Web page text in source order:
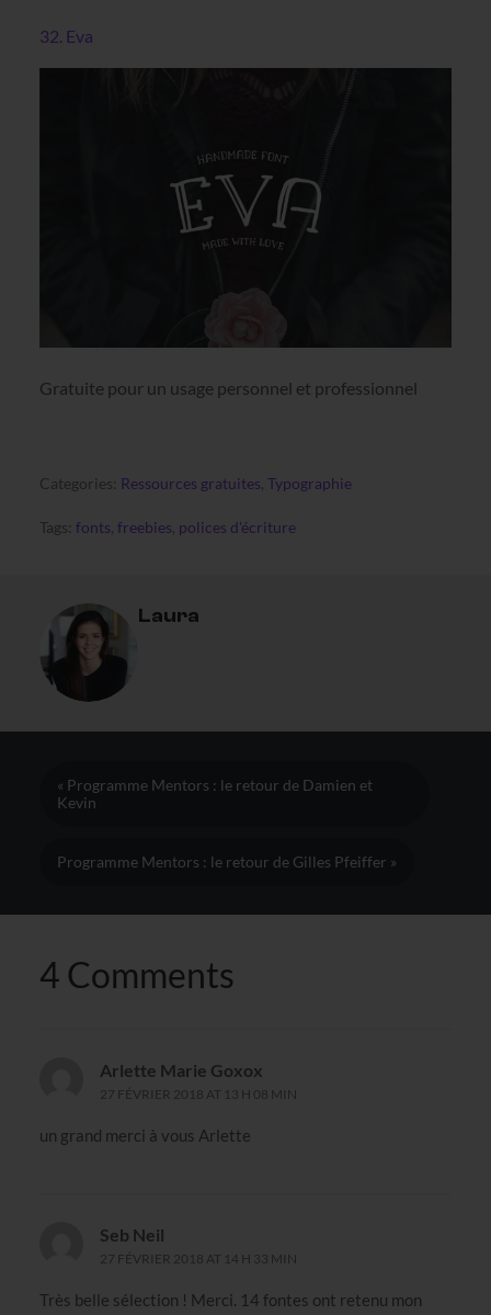
32. Eva
Gratuite pour un usage personnel et professionnel
Categories: Ressources gratuites Typographie
Tags: fonts freebies polices d'écriture
Laura
« Programme Mentors : le retour de Damien et
Kevin
Programme Mentors : le retour de Gilles Pfeiffer »
4 Comments
Arlette Marie Goxox
27 FÉVRIER 2018 AT 13 H 08 MIN
un grand merci à vous Arlette
Seb Neil
27 FÉVRIER 2018 AT 14 H 33 MIN
Très belle sélection ! Merci. 14 fontes ont retenu mon